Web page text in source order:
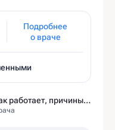
Подробнее
о враче
Вестибулярный аппарат: как работает, причины нарушений и как тренировать?